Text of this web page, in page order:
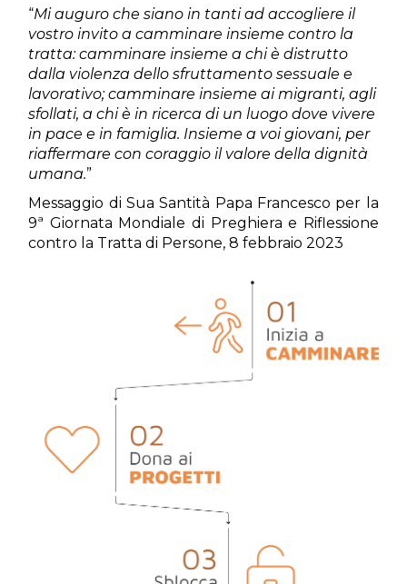
“Mi auguro che siano in tanti ad accogliere il
vostro invito a camminare insieme contro la
tratta: camminare insieme a chi è distrutto
dalla violenza dello sfruttamento sessuale e
lavorativo; camminare insieme ai migranti, agli
sfollati, a chi è in ricerca di un luogo dove vivere
in pace e in famiglia. Insieme a voi giovani, per
riaffermare con coraggio il valore della dignità
umana.”
Messaggio di Sua Santità Papa Francesco per la
9ª Giornata Mondiale di Preghiera e Riflessione
contro la Tratta di Persone, 8 febbraio 2023